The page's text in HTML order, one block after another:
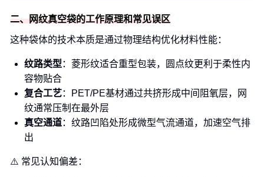
二、网纹真空袋的工作原理和常见误区
这种袋体的技术本质是通过物理结构优化材料性能：
纹路类型 ：菱形纹适合重型包装，圆点纹更利于柔性内
容物贴合
复合工艺：PET/PE基材通过共挤形成中间阻氧层，网
纹通常压制在最外层
真空通道：纹路凹陷处形成微型气流通道，加速空气排
出
⚠️ 常见认知偏差：